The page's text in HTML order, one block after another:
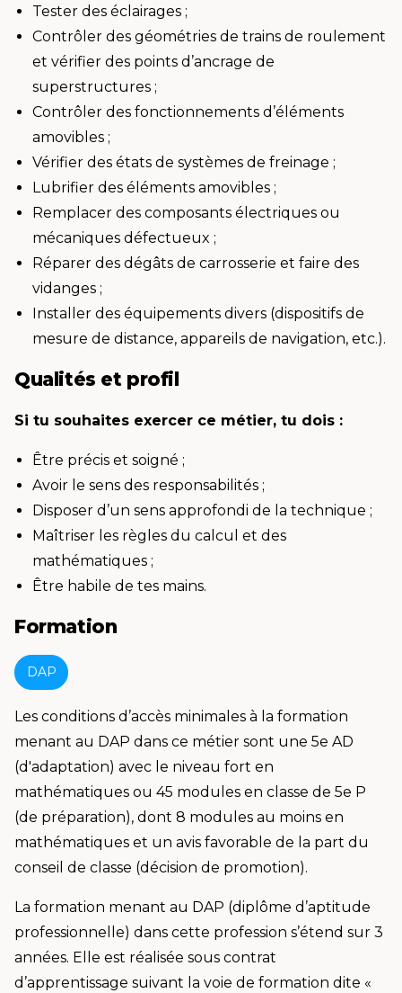
Tester des éclairages ;
Contrôler des géométries de trains de roulement
et vérifier des points d’ancrage de
superstructures ;
Contrôler des fonctionnements d’éléments
amovibles ;
Vérifier des états de systèmes de freinage ;
Lubrifier des éléments amovibles ;
Remplacer des composants électriques ou
mécaniques défectueux ;
Réparer des dégâts de carrosserie et faire des
vidanges ;
Installer des équipements divers (dispositifs de
mesure de distance, appareils de navigation, etc.).
Qualités et profil
Si tu souhaites exercer ce métier, tu dois :
Être précis et soigné ;
Avoir le sens des responsabilités ;
Disposer d’un sens approfondi de la technique ;
Maîtriser les règles du calcul et des
mathématiques ;
Être habile de tes mains.
Formation
DAP
Les conditions d’accès minimales à la formation
menant au DAP dans ce métier sont une 5e AD
(d'adaptation) avec le niveau fort en
mathématiques ou 45 modules en classe de 5e P
(de préparation), dont 8 modules au moins en
mathématiques et un avis favorable de la part du
conseil de classe (décision de promotion).
La formation menant au DAP (diplôme d’aptitude
professionnelle) dans cette profession s’étend sur 3
années. Elle est réalisée sous contrat
d’apprentissage suivant la voie de formation dite «